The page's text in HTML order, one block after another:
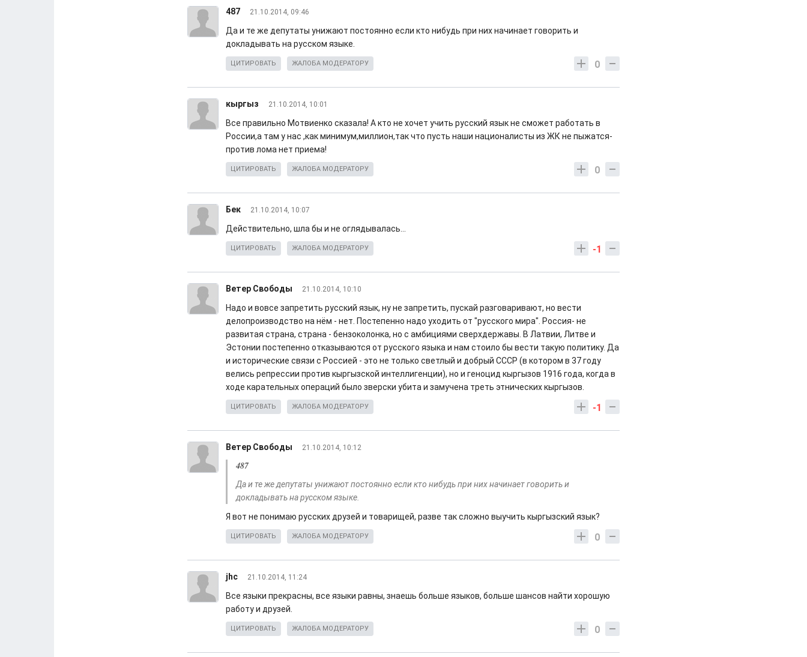
487 21.10.2014, 09:46
Да и те же депутаты унижают постоянно если кто нибудь при них начинает говорить и
докладывать на русском языке.
0
ЦИТИРОВАТЬ ЖАЛОБА МОДЕРАТОРУ
кыргыз 21.10.2014, 10:01
Все правильно Мотвиенко сказала! А кто не хочет учить русский язык не сможет работать в
России,а там у нас ,как минимум,миллион,так что пусть наши националисты из ЖК не пыжатся-
против лома нет приема!
0
ЦИТИРОВАТЬ ЖАЛОБА МОДЕРАТОРУ
Бек 21.10.2014, 10:07
Действительно, шла бы и не оглядывалась...
-1
ЦИТИРОВАТЬ ЖАЛОБА МОДЕРАТОРУ
Ветер Свободы 21.10.2014, 10:10
Надо и вовсе запретить русский язык, ну не запретить, пускай разговаривают, но вести
делопроизводство на нём - нет. Постепенно надо уходить от "русского мира". Россия- не
развитая страна, страна - бензоколонка, но с амбициями сверхдержавы. В Латвии, Литве и
Эстонии постепенно отказываются от русского языка и нам стоило бы вести такую политику. Да
и исторические связи с Россией - это не только светлый и добрый СССР (в котором в 37 году
велись репрессии против кыргызской интеллигенции), но и геноцид кыргызов 1916 года, когда в
ходе карательных операций было зверски убита и замучена треть этнических кыргызов.
-1
ЦИТИРОВАТЬ ЖАЛОБА МОДЕРАТОРУ
Ветер Свободы 21.10.2014, 10:12
487
Да и те же депутаты унижают постоянно если кто нибудь при них начинает говорить и
докладывать на русском языке.
Я вот не понимаю русских друзей и товарищей, разве так сложно выучить кыргызский язык?
0
ЦИТИРОВАТЬ ЖАЛОБА МОДЕРАТОРУ
jhc 21.10.2014, 11:24
Все языки прекрасны, все языки равны, знаешь больше языков, больше шансов найти хорошую
работу и друзей.
0
ЦИТИРОВАТЬ ЖАЛОБА МОДЕРАТОРУ